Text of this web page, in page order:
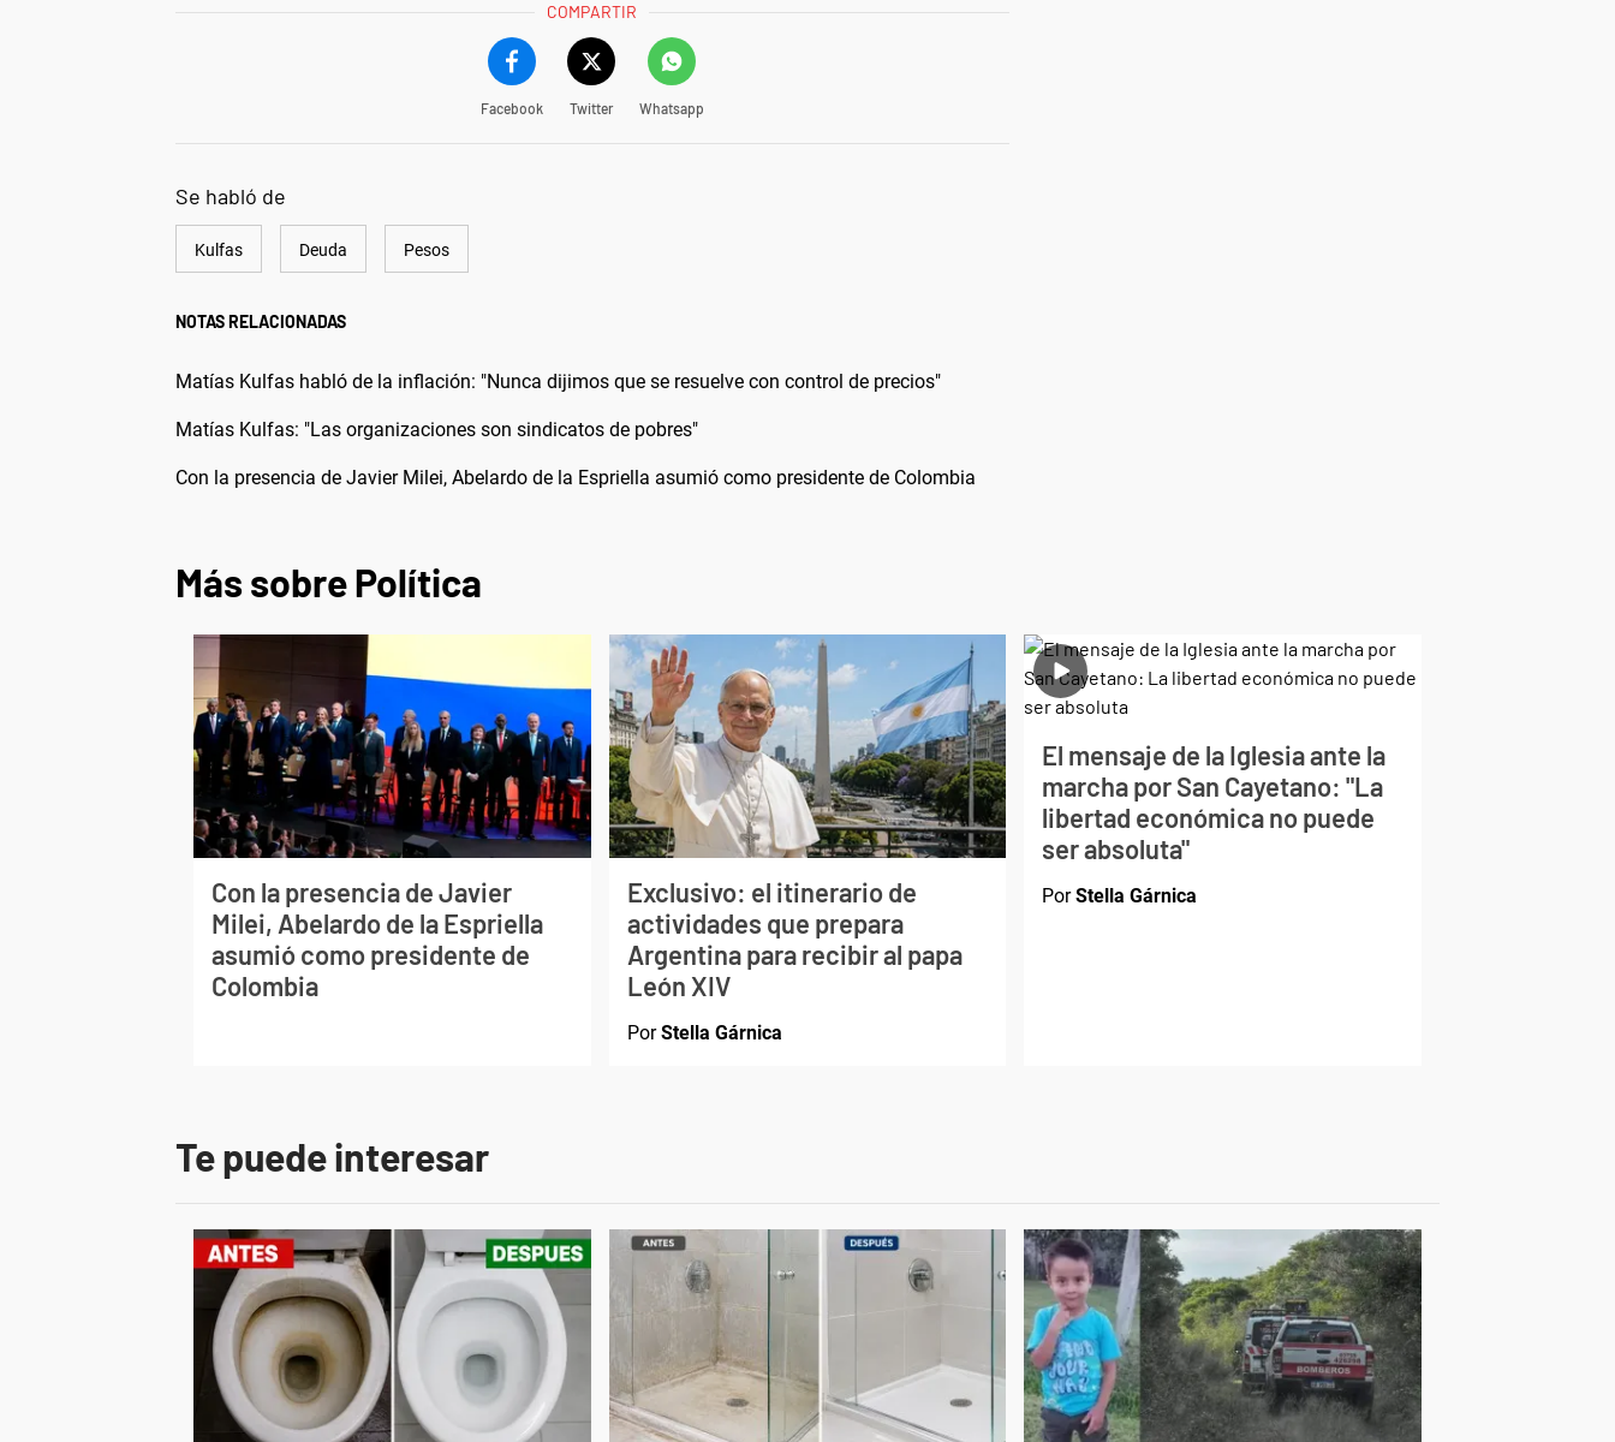
COMPARTIR
Facebook Twitter Whatsapp
Se habló de
Kulfas Deuda Pesos
NOTAS RELACIONADAS
Matías Kulfas habló de la inflación: "Nunca dijimos que se resuelve con control de precios"
Matías Kulfas: "Las organizaciones son sindicatos de pobres"
Con la presencia de Javier Milei, Abelardo de la Espriella asumió como presidente de Colombia
Más sobre Política
Con la presencia de Javier
Milei, Abelardo de la Espriella
asumió como presidente de
Colombia
Exclusivo: el itinerario de
actividades que prepara
Argentina para recibir al papa
León XIV
PorStella Gárnica
El mensaje de la Iglesia ante la
marcha por San Cayetano: "La
libertad económica no puede
ser absoluta"
PorStella Gárnica
Te puede interesar